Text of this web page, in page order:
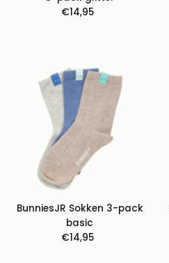
Normale
€14,95
BunniesJR Sokken 3-pack
basic
Normale
€14,95